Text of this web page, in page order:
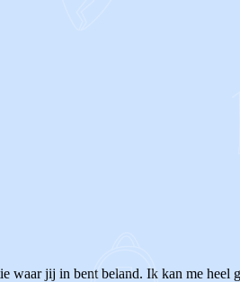
jij in bent beland. Ik kan me heel